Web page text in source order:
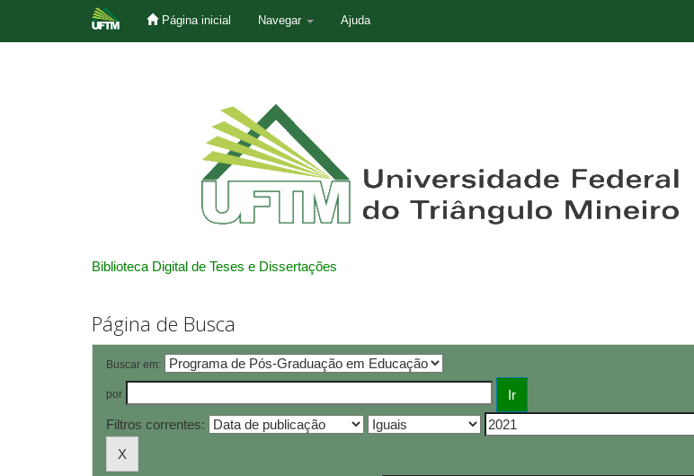
Página inicial Navegar Ajuda
Biblioteca Digital de Teses e Dissertações
Página de Busca
Buscar em:
por
Filtros correntes: